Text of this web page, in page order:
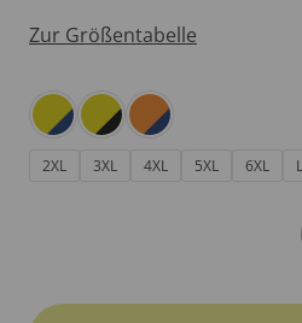
Zur Größentabelle
2XL 3XL 4XL 5XL 6XL L